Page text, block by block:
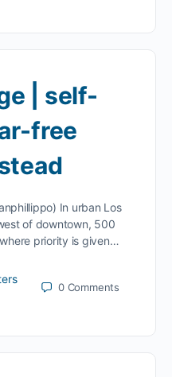
| self-
free
In urban Los
of downtown, 500
priority is given…
0 Comments